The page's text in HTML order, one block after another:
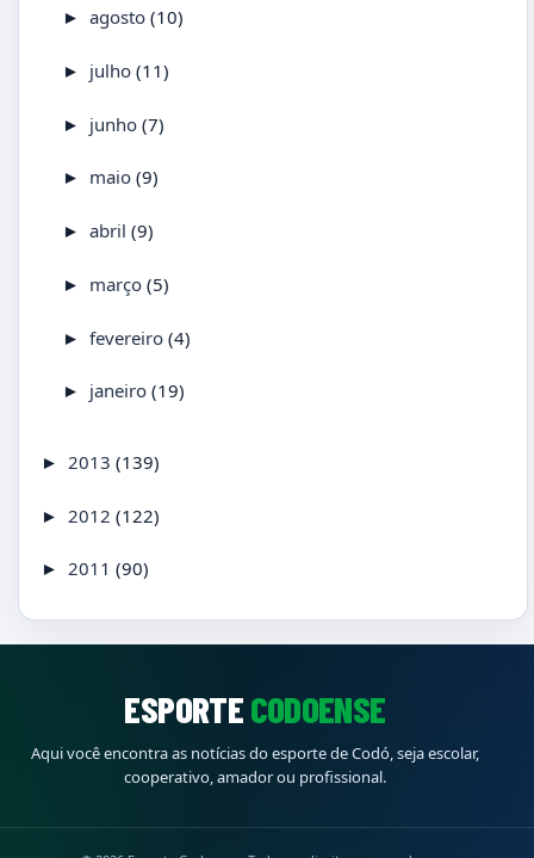
► agosto (10)
► julho (11)
► junho (7)
► maio (9)
► abril (9)
► março (5)
► fevereiro (4)
► janeiro (19)
► 2013 (139)
► 2012 (122)
► 2011 (90)
ESPORTECODOENSE
Aqui você encontra as notícias do esporte de Codó, seja escolar,
cooperativo, amador ou profissional.